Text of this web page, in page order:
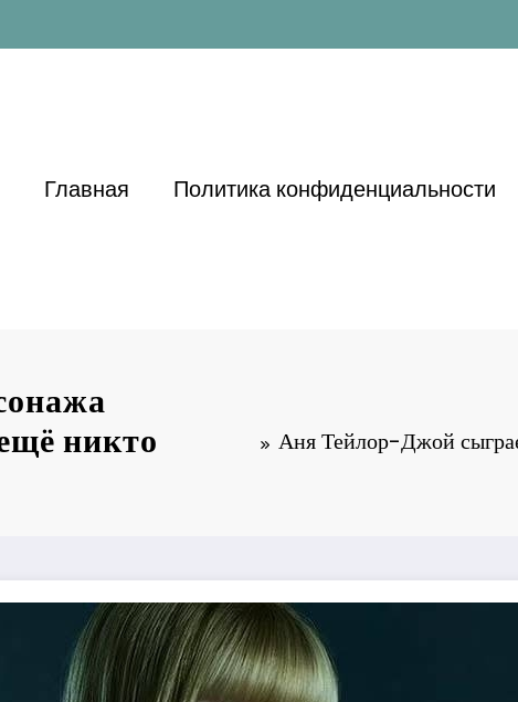
Главная Политика конфиденциальности
никто
Аня Тейлор-Джой